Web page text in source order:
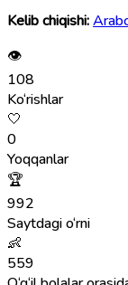
Kelib chiqishi:
👁
108
Ko‘rishlar
🤍
0
Yoqqanlar
🏆
992
Saytdagi o‘rni
👶
559